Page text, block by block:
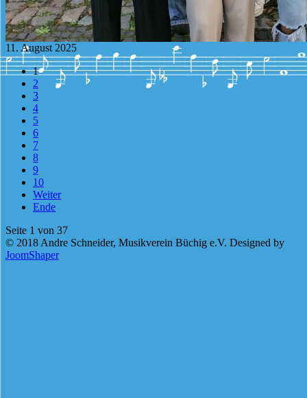
11. August 2025
1
2
3
4
5
6
7
8
9
10
Weiter
Ende
Seite 1 von 37
© 2018 Andre Schneider, Musikverein Büchig e.V. Designed by
JoomShaper